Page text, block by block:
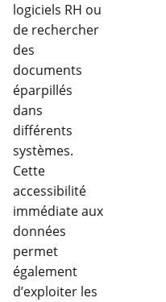
logiciels RH ou
de rechercher
des
documents
éparpillés
dans
différents
systèmes.
Cette
accessibilité
immédiate aux
données
permet
également
d’exploiter les